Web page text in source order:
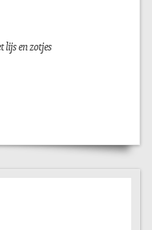
lijs en zotjes